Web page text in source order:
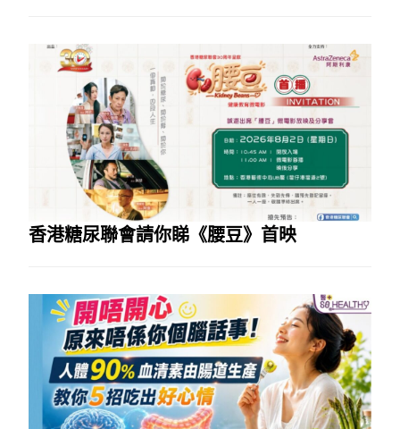
香港糖尿聯會請你睇《腰豆》首映